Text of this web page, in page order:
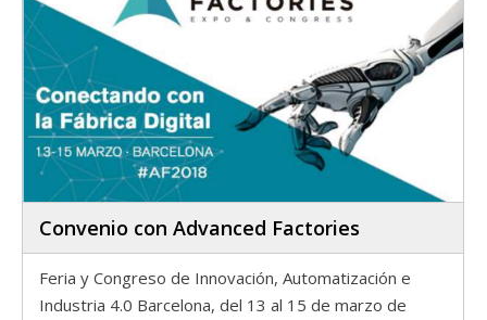
Convenio con Advanced Factories
Feria y Congreso de Innovación, Automatización e
Industria 4.0 Barcelona, del 13 al 15 de marzo de